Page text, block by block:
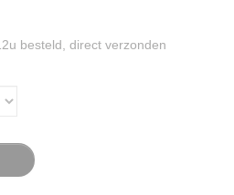
besteld, direct verzonden